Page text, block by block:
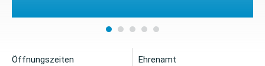
Öffnungszeiten Ehrenamt